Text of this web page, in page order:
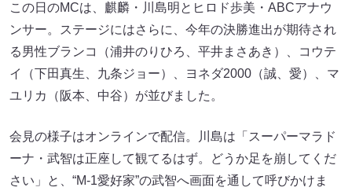
この日のMCは、麒麟・川島明とヒロド歩美・ABCアナウ
ンサー。ステージにはさらに、今年の決勝進出が期待され
る男性ブランコ（浦井のりひろ、平井まさあき）、コウテ
イ（下田真生、九条ジョー）、ヨネダ2000（誠、愛）、マ
ユリカ（阪本、中谷）が並びました。
会見の様子はオンラインで配信。川島は「スーパーマラド
ーナ・武智は正座して観てるはず。どうか足を崩してくだ
さい」と、“M-1愛好家”の武智へ画面を通して呼びかけま